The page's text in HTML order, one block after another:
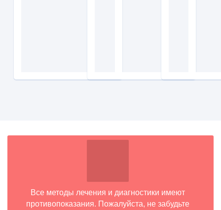
Все методы лечения и диагностики имеют
противопоказания. Пожалуйста, не забудьте